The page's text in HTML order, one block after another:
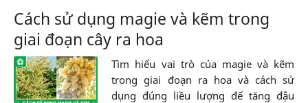
Cách sử dụng magie và kẽm trong
giai đoạn cây ra hoa
Tìm hiểu vai trò của magie và kẽm
trong giai đoạn ra hoa và cách sử
dụng đúng liều lượng để tăng đậu